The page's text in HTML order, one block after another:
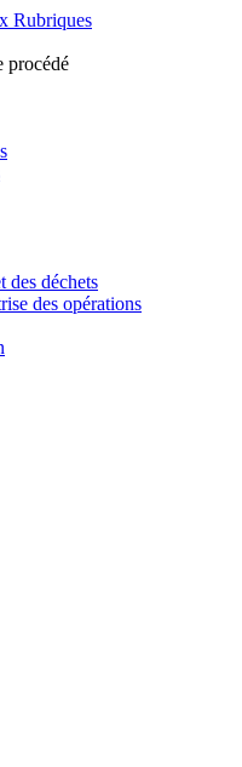
Rubriques
procédé
des déchets
des opérations